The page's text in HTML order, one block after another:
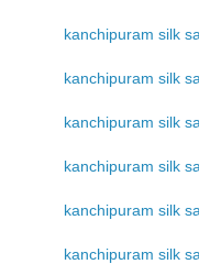
kanchipuram silk
kanchipuram silk
kanchipuram silk
kanchipuram silk
kanchipuram silk
kanchipuram silk